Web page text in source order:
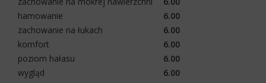
hamowanie
6.00
zachowanie na łukach
6.00
komfort
6.00
poziom hałasu
6.00
wygląd
6.00